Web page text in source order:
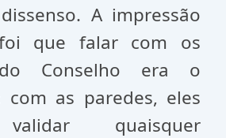
A impressão
que falar com os
Conselho era o
com as paredes, eles
quaisquer